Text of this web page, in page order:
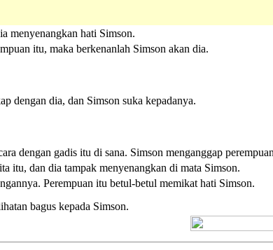
menyenangkan hati Simson.
itu, maka berkenanlah Simson akan dia.
dengan dia, dan Simson suka kepadanya.
dengan gadis itu di sana. Simson menganggap
itu, dan dia tampak menyenangkan di mata Simson.
Perempuan itu betul-betul memikat hati Simson.
bagus kepada Simson.